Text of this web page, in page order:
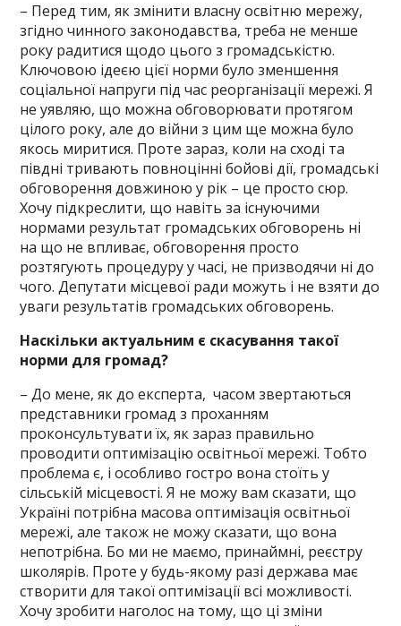
– Перед тим, як змінити власну освітню мережу,
згідно чинного законодавства, треба не менше
року радитися щодо цього з громадськістю.
Ключовою ідеєю цієї норми було зменшення
соціальної напруги під час реорганізації мережі. Я
не уявляю, що можна обговорювати протягом
цілого року, але до війни з цим ще можна було
якось миритися. Проте зараз, коли на сході та
півдні тривають повноцінні бойові дії, громадські
обговорення довжиною у рік – це просто сюр.
Хочу підкреслити, що навіть за існуючими
нормами результат громадських обговорень ні
на що не впливає, обговорення просто
розтягують процедуру у часі, не призводячи ні до
чого. Депутати місцевої ради можуть і не взяти до
уваги результатів громадських обговорень.
Наскільки актуальним є скасування такої
норми для громад?
– До мене, як до експерта, часом звертаються
представники громад з проханням
проконсультувати їх, як зараз правильно
проводити оптимізацію освітньої мережі. Тобто
проблема є, і особливо гостро вона стоїть у
сільській місцевості. Я не можу вам сказати, що
Україні потрібна масова оптимізація освітньої
мережі, але також не можу сказати, що вона
непотрібна. Бо ми не маємо, принаймні, реєстру
школярів. Проте у будь-якому разі держава має
створити для такої оптимізації всі можливості.
Хочу зробити наголос на тому, що ці зміни